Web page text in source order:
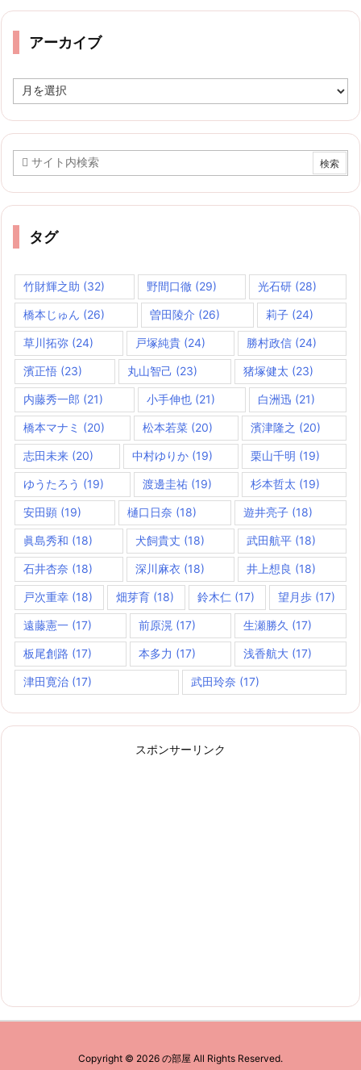
リ
アーカイブ
ー
イ
タグ
竹財輝之助 (32) 野間口徹(29) 光石研 (28)
橋本じゅん (26) 曽田陵介 (26) 莉子(24)
草川拓弥 (24) 戸塚純貴(24) 勝村政信 (24)
濱正悟 (23) 丸山智己 (23) 猪塚健太 (23)
内藤秀一郎 (21) 小手伸也(21) 白洲迅 (21)
橋本マナミ (20) 松本若菜 (20) 濱津隆之 (20)
志田未来 (20) 中村ゆりか(19) 栗山千明 (19)
ゆうたろう (19) 渡邊圭祐 (19) 杉本哲太 (19)
安田顕 (19) 樋口日奈 (18) 遊井亮子(18)
眞島秀和 (18) 犬飼貴丈 (18) 武田航平 (18)
石井杏奈 (18) 深川麻衣 (18) 井上想良 (18)
戸次重幸 (18) 畑芽育 (18) 鈴木仁 (17) 望月歩 (17)
遠藤憲一 (17) 前原滉 (17) 生瀬勝久 (17)
板尾創路 (17) 本多力 (17) 浅香航大(17)
津田寛治 (17) 武田玲奈 (17)
スポンサーリンク
Copyright © 2026 の部屋 All Rights Reserved.